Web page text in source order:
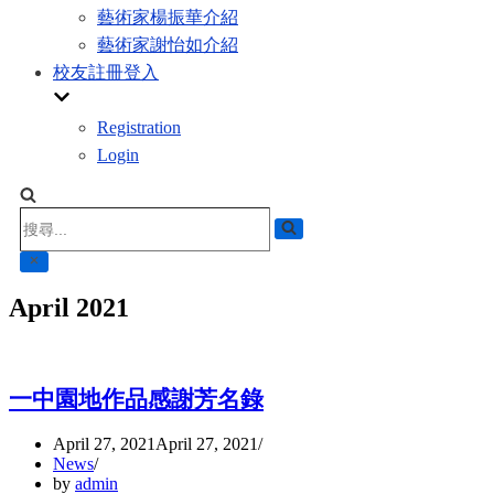
藝術家楊振華介紹
藝術家謝怡如介紹
校友註冊登入
Registration
Login
for...
April 2021
一中園地作品感謝芳名錄
April 27, 2021 April 27, 2021
News
by admin